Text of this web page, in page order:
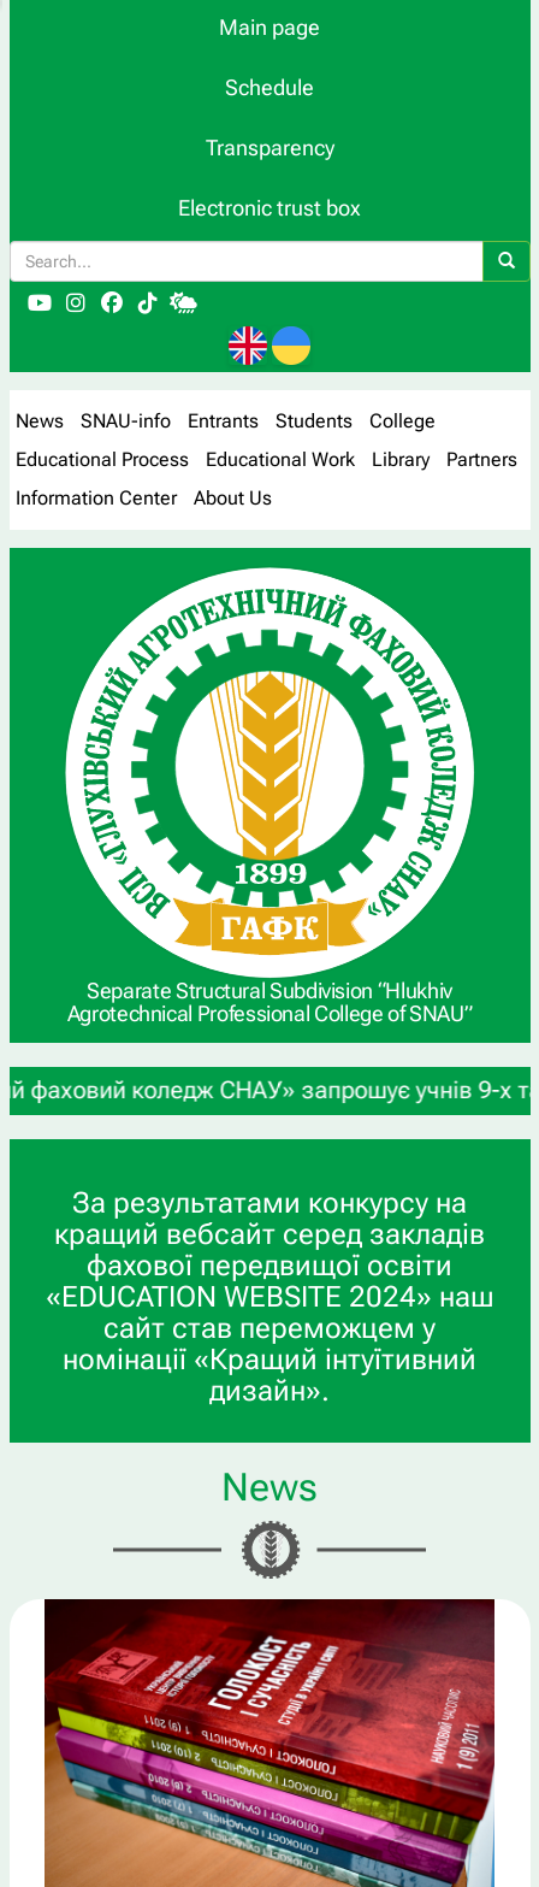
Main page
Schedule
Transparency
Electronic trust box
News SNAU-info Entrants Students
College
Educational Process
Educational Work Library
Partners
Information Center
About Us
Separate Structural Subdivision “Hlukhiv
Agrotechnical Professional College of SNAU”
СНАУ» запрошує учнів 9-х та 11-х
За результатами конкурсу на
кращий вебсайт серед закладів
фахової передвищої освіти
«EDUCATION WEBSITE 2024» наш
сайт став переможцем у
номінації «Кращий інтуїтивний
дизайн».
News